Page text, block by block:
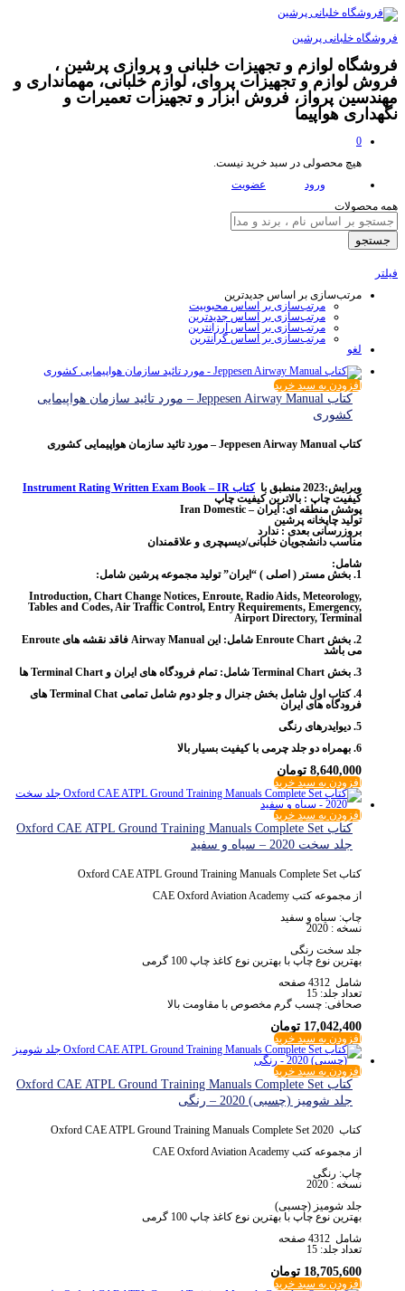
فروشگاه خلبانی پرشین
فروشگاه لوازم و تجهیزات خلبانی و پروازی پرشین ،
فروش لوازم و تجهیزات پروای، لوازم خلبانی، مهمانداری و
مهندسین پرواز، فروش ابزار و تجهیزات تعمیرات و
نگهداری هواپیما
0
هیچ محصولی در سبد خرید نیست.
ورود
عضویت
همه محصولات
جستجو
فیلتر
مرتب‌سازی بر اساس جدیدترین
مرتب‌سازی بر اساس محبوبیت
مرتب‌سازی بر اساس جدیدترین
مرتب‌سازی بر اساس ارزانترین
مرتب‌سازی بر اساس گرانترین
لغو
افزودن به سبد خرید
کتاب Jeppesen Airway Manual – مورد تائید سازمان هواپیمایی
کشوری
کتاب Jeppesen Airway Manual – مورد تائید سازمان هواپیمایی کشوری
ویرایش:2023 منطبق با
کتاب Instrument Rating Written Exam Book – IR
کیفیت چاپ : بالاترین کیفیت چاپ
پوشش منطقه ای: ایران – Iran Domestic
تولید چاپخانه پرشین
بروزرسانی بعدی : ندارد
مناسب دانشجویان خلبانی/دیسپچری و علاقمندان
شامل:
1. بخش مستر ( اصلی ) “ایران” تولید مجموعه پرشین شامل:
Introduction, Chart Change Notices, Enroute, Radio Aids, Meteorology,
Tables and Codes, Air Traffic Control, Entry Requirements, Emergency,
Airport Directory, Terminal
2. بخش Enroute Chart شامل: این Airway Manual فاقد نقشه های Enroute
می باشد
3. بخش Terminal Chart شامل: تمام فرودگاه های ایران و Terminal Chart ها
4. کتاب اول شامل بخش جنرال و جلو دوم شامل تمامی Terminal Chat های
فرودگاه های ایران
5. دیوایدرهای رنگی
6. بهمراه دو جلد چرمی با کیفیت بسیار بالا
8,640,000 تومان
افزودن به سبد خرید
افزودن به سبد خرید
کتاب Oxford CAE ATPL Ground Training Manuals Complete Set
جلد سخت 2020 – سیاه و سفید
کتاب Oxford CAE ATPL Ground Training Manuals Complete Set
از مجموعه کتب CAE Oxford Aviation Academy
چاپ: سیاه و سفید
نسخه : 2020
جلد سخت رنگی
بهترین نوع چاپ با بهترین نوع کاغذ چاپ 100 گرمی
شامل 4312 صفحه
تعداد جلد: 15
صحافی: چسب گرم مخصوص با مقاومت بالا
17,042,400 تومان
افزودن به سبد خرید
افزودن به سبد خرید
کتاب Oxford CAE ATPL Ground Training Manuals Complete Set
جلد شومیز (چسبی) 2020 – رنگی
کتاب Oxford CAE ATPL Ground Training Manuals Complete Set 2020
از مجموعه کتب CAE Oxford Aviation Academy
چاپ: رنگی
نسخه : 2020
جلد شومیز (چسبی)
بهترین نوع چاپ با بهترین نوع کاغذ چاپ 100 گرمی
شامل 4312 صفحه
تعداد جلد: 15
18,705,600 تومان
افزودن به سبد خرید